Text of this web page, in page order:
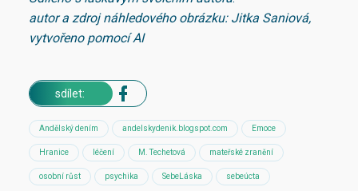
autor a zdroj náhledového obrázku: Jitka Saniová,
vytvořeno pomocí AI
sdílet:
Andělský dením andelskydenik.blogspot.com Emoce
Hranice léčení M. Techetová mateřské zranění
osobní růst psychika SebeLáska sebeúcta